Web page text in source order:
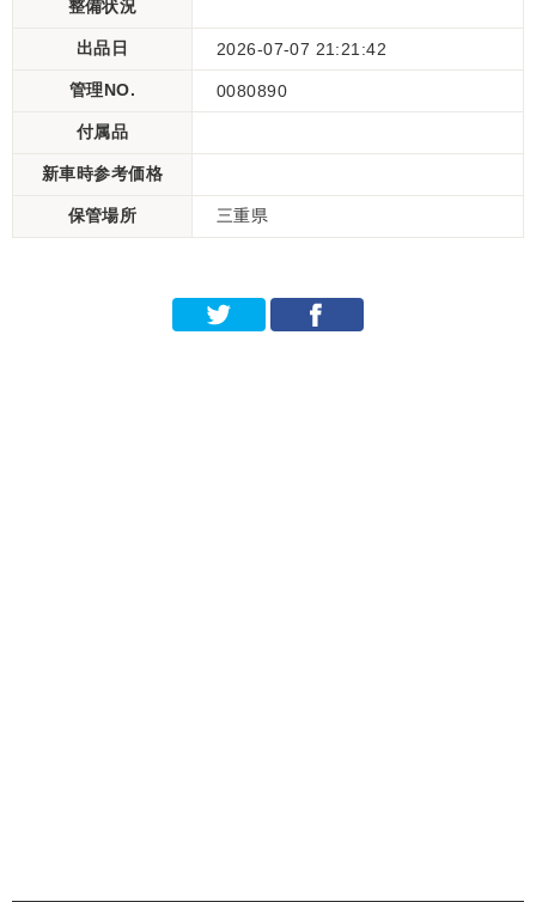
整備状況
出品日 2026-07-07 21:21:42
管理NO. 0080890
付属品
新車時参考価格
保管場所 三重県